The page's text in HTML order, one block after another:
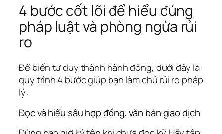
4 bước cốt lõi để hiểu đúng
pháp luật và phòng ngừa rủi
ro
Để biến tư duy thành hành động, dưới đây là
quy trình 4 bước giúp bạn làm chủ rủi ro pháp
lý:
Đọc và hiểu sâu hợp đồng, văn bản giao dịch